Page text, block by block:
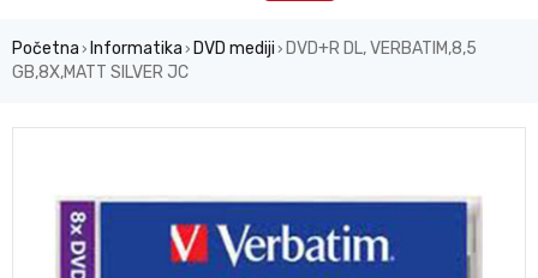
Početna › Informatika › DVD mediji › DVD+R DL, VERBATIM,8,5
GB,8X,MATT SILVER JC